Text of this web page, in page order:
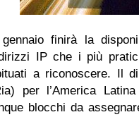
finirà la
IP che i più
a riconoscere. Il
per l’America
blocchi da